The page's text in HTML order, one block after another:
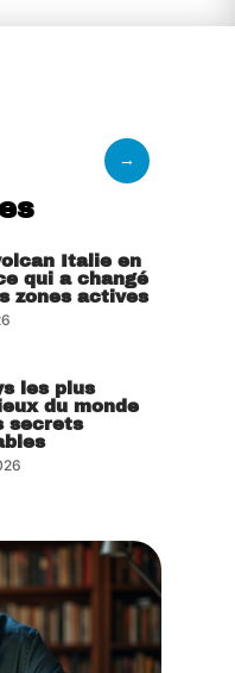
Italie en
qui a changé
zones actives
les plus
du monde
secrets